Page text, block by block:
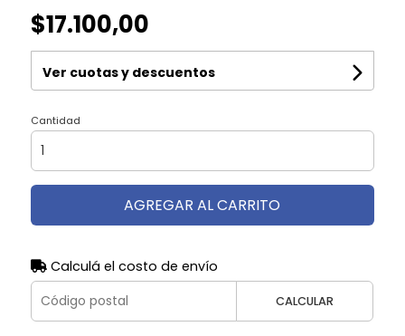
$17.100,00
Ver cuotas y descuentos
Cantidad
AGREGAR AL CARRITO
Calculá el costo de envío
CALCULAR